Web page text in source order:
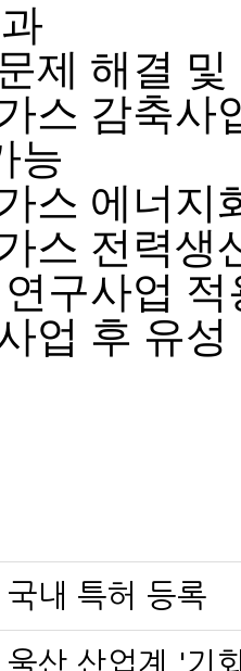
제 해결 및
스 감축사
능
스 에너지
스 전력생
구사업
업 후 유
국내 특허 등록
울산 산업계 '기